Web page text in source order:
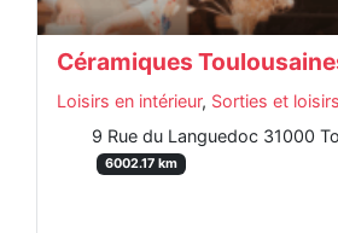
Céramiques
Loisirs en intérieur, Sorties et loisirs
9 Rue du Languedoc 31000
6002.17 km